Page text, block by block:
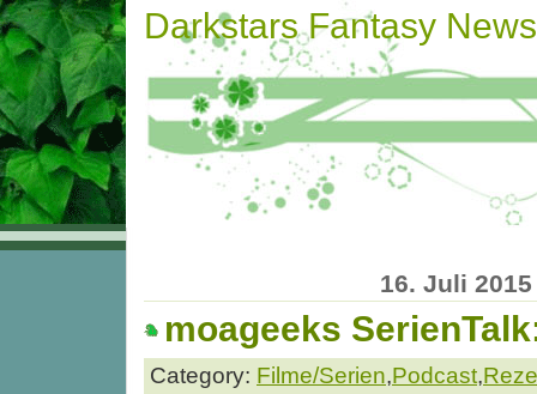
Darkstars Fantasy News
16. Juli 2015
moageeks
Category: Filme/Serien,Podcast,